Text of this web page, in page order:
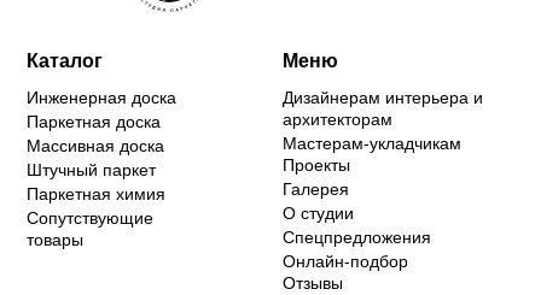
Каталог
Инженерная доска
Паркетная доска
Массивная доска
Штучный паркет
Паркетная химия
Сопутствующие
товары
Меню
Дизайнерам интерьера и
архитекторам
Мастерам-укладчикам
Проекты
Галерея
О студии
Спецпредложения
Онлайн-подбор
Отзывы